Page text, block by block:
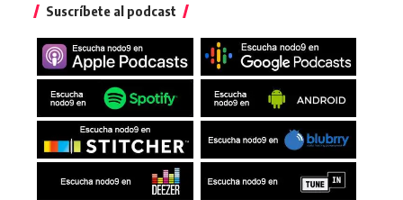
Suscríbete al podcast